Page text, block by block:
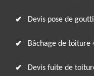
Devis pose de
Bâchage de toiture
Devis fuite de